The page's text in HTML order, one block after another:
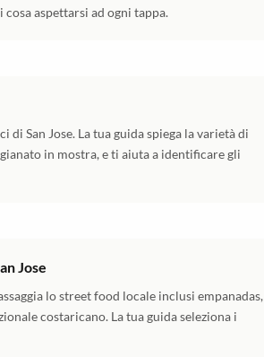
aspettarsi ad ogni tappa.
San Jose. La tua guida spiega la varietà di
in mostra, e ti aiuta a identificare gli
Jose
lo street food locale inclusi empanadas,
costaricano. La tua guida seleziona i